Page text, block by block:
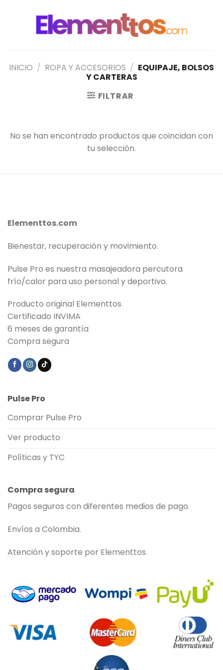
INICIO / ROPA Y ACCESORIOS / EQUIPAJE, BOLSOS
Y CARTERAS
FILTRAR
No se han encontrado productos que coincidan con
tu selección.
Elementtos.com
Bienestar, recuperación y movimiento.
Pulse Pro es nuestra masajeadora percutora
frío/calor para uso personal y deportivo.
Producto original Elementtos
Certificado INVIMA
6 meses de garantía
Compra segura
Pulse Pro
Comprar Pulse Pro
Ver producto
Políticas y TYC
Compra segura
Pagos seguros con diferentes medios de pago.
Envíos a Colombia.
Atención y soporte por Elementtos.